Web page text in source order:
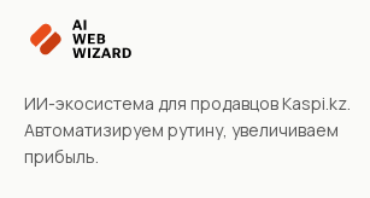
ИИ-экосистема для продавцов Kaspi.kz.
Автоматизируем рутину, увеличиваем
прибыль.